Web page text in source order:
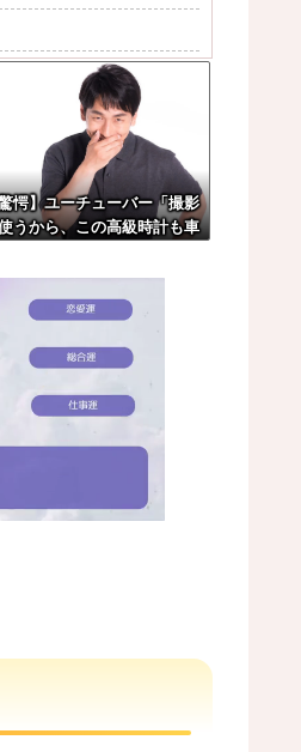
報
【再】
う』なってしまう...
愕】ユーチューバー「撮影
うから、この高級時計も車
かコレ本気にしてる奴なん
らんよな？よな？w w w w
w w w w w